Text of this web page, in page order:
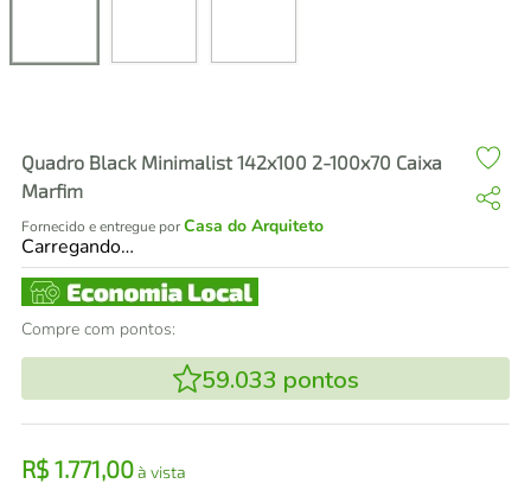
Quadro Black Minimalist 142x100 2-100x70 Caixa
Marfim
Fornecido e entregue porCasa do Arquiteto
Carregando…
Compre com pontos:
59.033 pontos
R$ 1.771,00à vista